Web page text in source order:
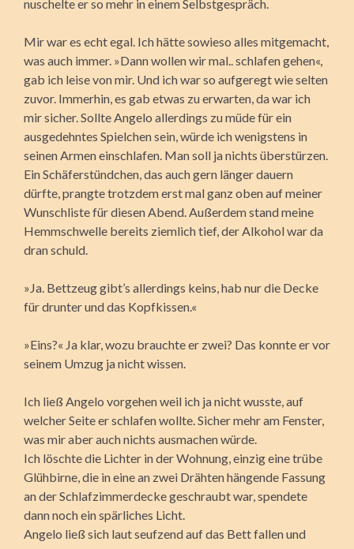
nuschelte er so mehr in einem Selbstgespräch.
Mir war es echt egal. Ich hätte sowieso alles mitgemacht,
was auch immer. »Dann wollen wir mal.. schlafen gehen«,
gab ich leise von mir. Und ich war so aufgeregt wie selten
zuvor. Immerhin, es gab etwas zu erwarten, da war ich
mir sicher. Sollte Angelo allerdings zu müde für ein
ausgedehntes Spielchen sein, würde ich wenigstens in
seinen Armen einschlafen. Man soll ja nichts überstürzen.
Ein Schäferstündchen, das auch gern länger dauern
dürfte, prangte trotzdem erst mal ganz oben auf meiner
Wunschliste für diesen Abend. Außerdem stand meine
Hemmschwelle bereits ziemlich tief, der Alkohol war da
dran schuld.
»Ja. Bettzeug gibt’s allerdings keins, hab nur die Decke
für drunter und das Kopfkissen.«
»Eins?« Ja klar, wozu brauchte er zwei? Das konnte er vor
seinem Umzug ja nicht wissen.
Ich ließ Angelo vorgehen weil ich ja nicht wusste, auf
welcher Seite er schlafen wollte. Sicher mehr am Fenster,
was mir aber auch nichts ausmachen würde.
Ich löschte die Lichter in der Wohnung, einzig eine trübe
Glühbirne, die in eine an zwei Drähten hängende Fassung
an der Schlafzimmerdecke geschraubt war, spendete
dann noch ein spärliches Licht.
Angelo ließ sich laut seufzend auf das Bett fallen und